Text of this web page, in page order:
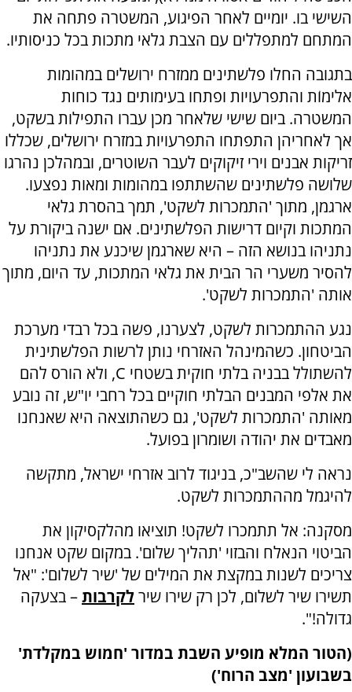
השישי בו. יומיים לאחר הפיגוע, המשטרה פתחה את
המתחם למתפללים עם הצבת גלאי מתכות בכל כניסותיו.
בתגובה החלו פלשתינים ממזרח ירושלים במהומות
אלימוֹת והתפרעויות ופתחו בעימותים נגד כוחות
המשטרה. ביום שישי שלאחר מכן עברו התפילות בשקט,
אך לאחריהן התפתחו התפרעויות במזרח ירושלים, שכללו
זריקות אבנים וירי זיקוקים לעבר השוטרים, ובמהלכן נהרגו
שלושה פלשתינים שהשתתפו במהומות ומאות נפצעו.
ארגמן, מתוך 'התמכרות לשקט', תמך בהסרת גלאי
המתכות וקיום דרישות הפלשתינים. אם ישנה ביקורת על
נתניהו בנושא הזה – היא שארגמן שיכנע את נתניהו
להסיר משערי הר הבית את גלאי המתכות, עד היום, מתוך
אותה 'התמכרות לשקט'.
נגע ההתמכרות לשקט, לצערנו, פשה בכל רבדי מערכת
הביטחון. כשהמינהל האזרחי נותן לרשות הפלשתינית
להשתולל בבניה בלתי חוקית בשטחי C, ולא הורס להם
את אלפי המבנים הבלתי חוקיים בכל רחבי יו"ש, זה נובע
מאותה 'התמכרות לשקט', גם כשהתוצאה היא שאנחנו
מאבדים את יהודה ושומרון בפועל.
נראה לי שהשב"כ, בניגוד לרוב אזרחי ישראל, מתקשה
להיגמל מההתמכרות לשקט.
מסקנה: אל תתמכרו לשקט! תוציאו מהלקסיקון את
הביטוי הנאלח והבזוי 'תהליך שלום'. במקום שקט אנחנו
צריכים לשנות במקצת את המילים של 'שיר לשלום': "אל
תשירו שיר לשלום, לכן רק שירו שירלקרבות– בצעקה
גדולה!".
(הטור המלא מופיע השבת במדור 'חמוש במקלדת'
בשבועון 'מצב הרוח')